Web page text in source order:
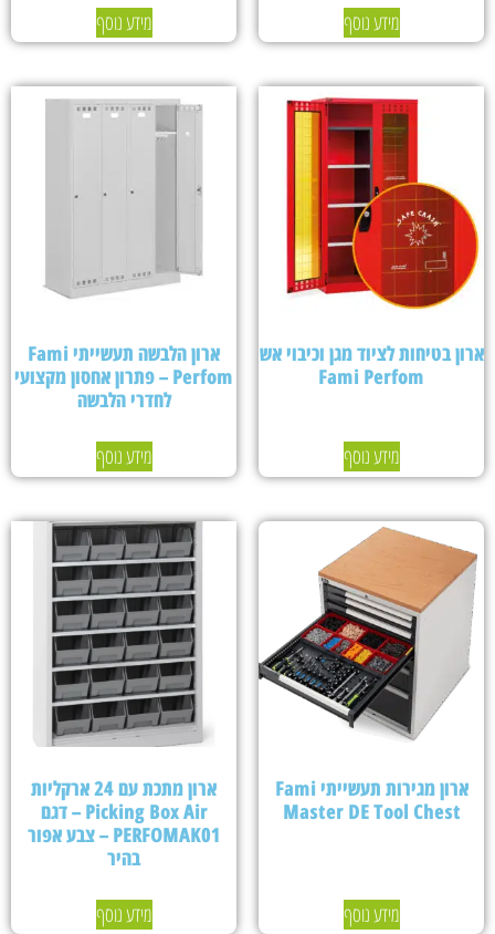
מידע נוסף מידע נוסף
ארון בטיחות לציוד מגן וכיבוי אש
Fami Perfom
מידע נוסף
ארון הלבשה תעשייתי Fami
Perfom – פתרון אחסון מקצועי
לחדרי הלבשה
מידע נוסף
ארון מגירות תעשייתי Fami
Master DE Tool Chest
מידע נוסף
ארון מתכת עם 24 ארקליות
Picking Box Air – דגם
PERFOMAK01 – צבע אפור
בהיר
מידע נוסף